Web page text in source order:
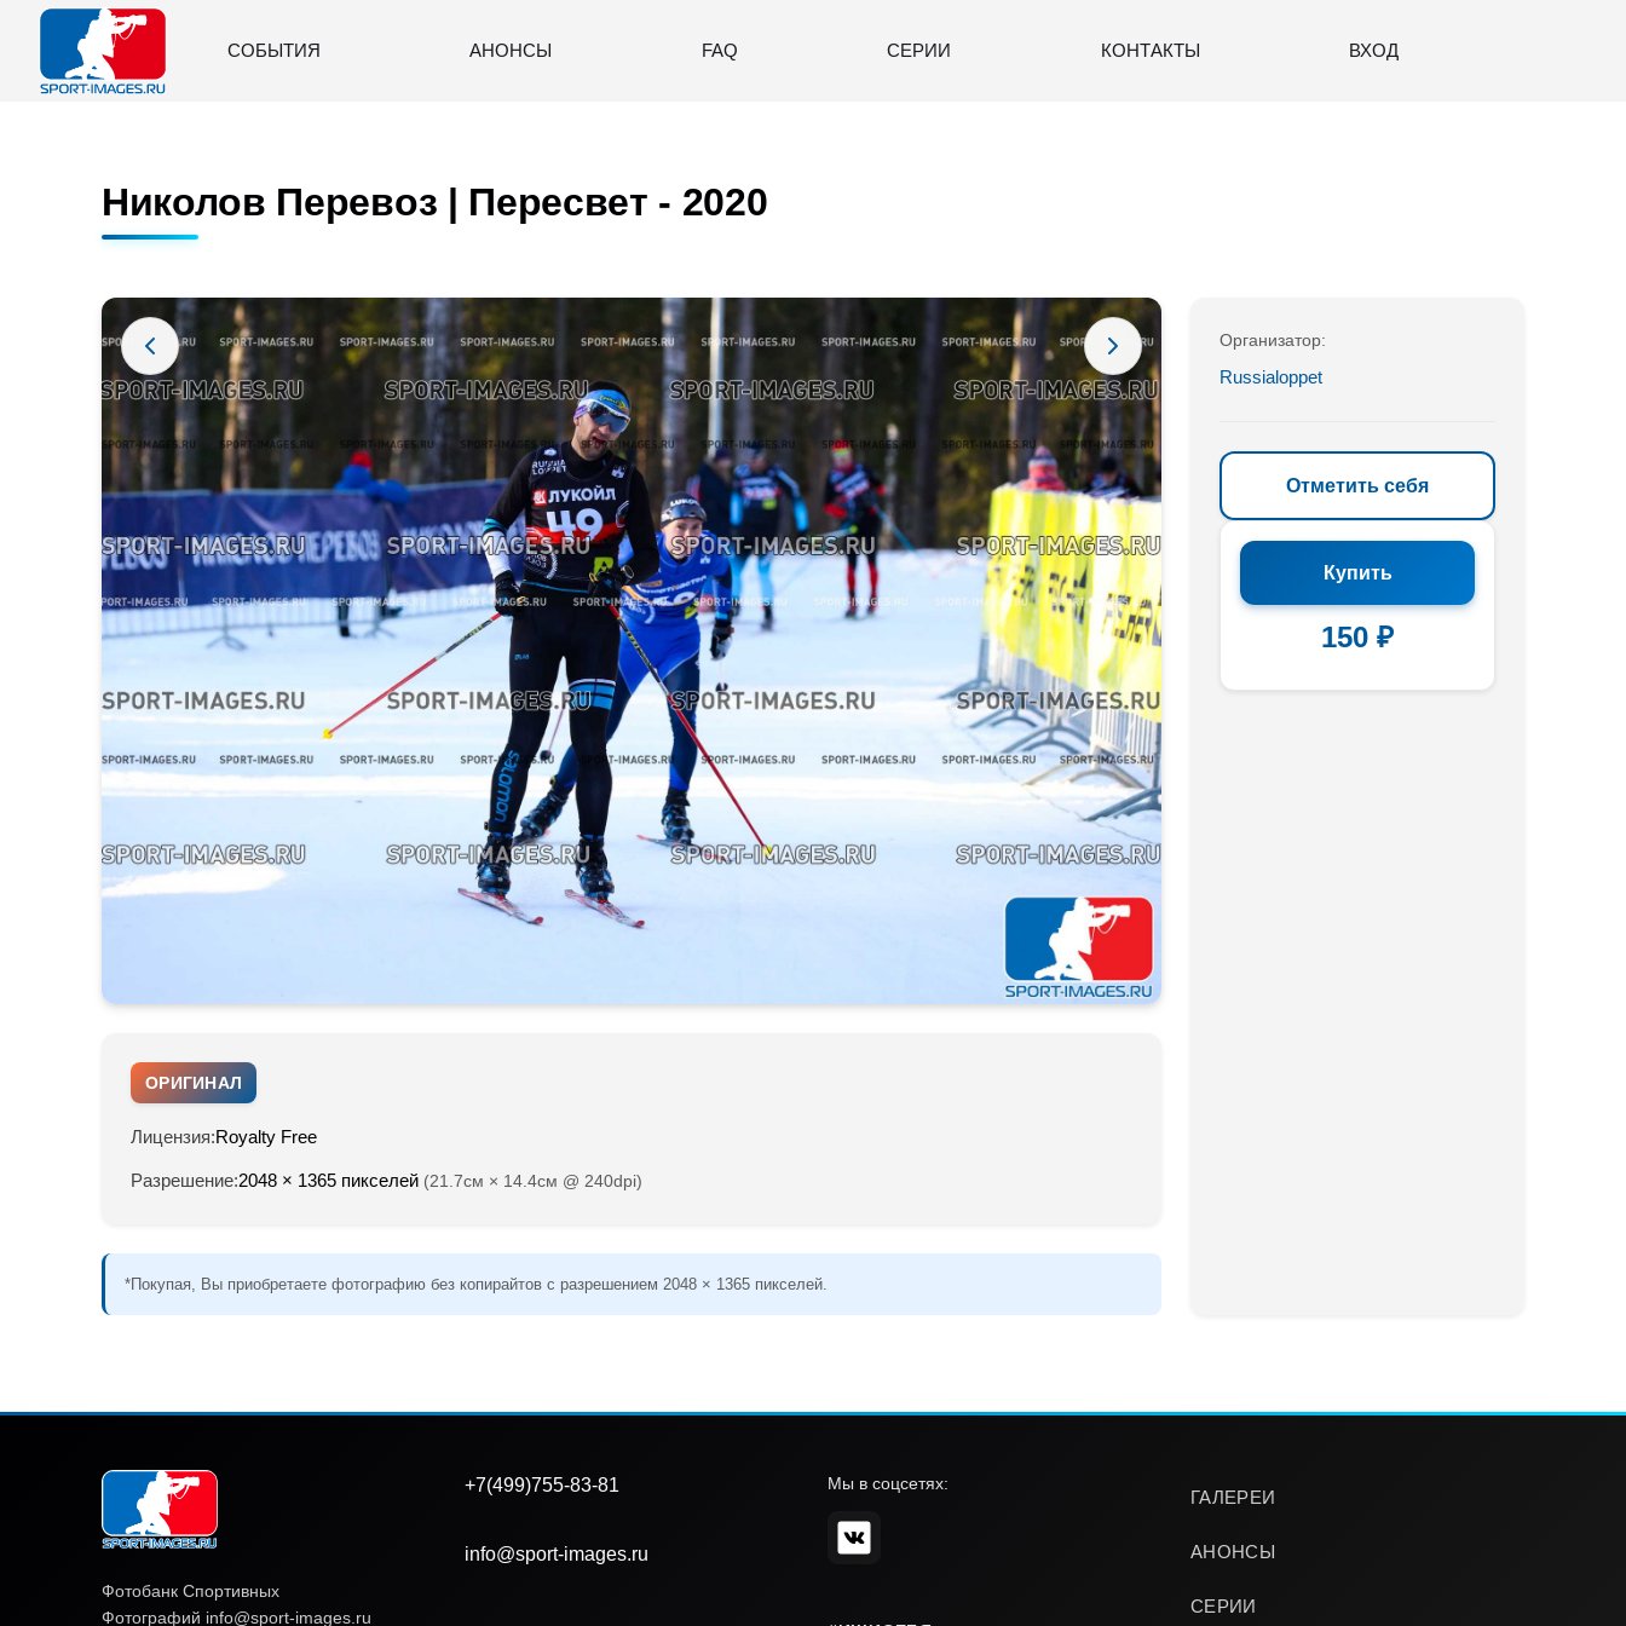
СОБЫТИЯ АНОНСЫ FAQ СЕРИИ КОНТАКТЫ ВХОД
Николов Перевоз | Пересвет - 2020
ОРИГИНАЛ
Лицензия:Royalty Free
Разрешение:2048 × 1365 пикселей (21.7см × 14.4см @ 240dpi)
*Покупая, Вы приобретаете фотографию без копирайтов с разрешением 2048 × 1365 пикселей.
Организатор:
Russialoppet
Отметить себя
Купить
150 ₽
Фотобанк Спортивных
Фотографий info@sport-images.ru
ГАЛЕРЕИ
АНОНСЫ
СЕРИИ
+7(499)755-83-81
info@sport-images.ru
Мы в соцсетях: